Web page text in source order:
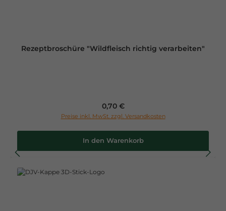
Rezeptbroschüre "Wildfleisch richtig verarbeiten"
Regulärer Preis:
0,70 €
Preise inkl. MwSt. zzgl. Versandkosten
In den Warenkorb